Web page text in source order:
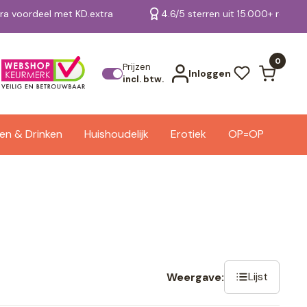
voordeel met KD.extra 4.6/5 sterren uit 15.000+
Prijzen
incl. btw.
Inloggen
0
& Drinken Huishoudelijk Erotiek OP=OP
Bekijk alle resultaten
Weergave: Lijst